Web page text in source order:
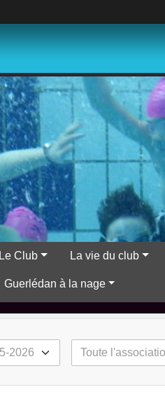
Le Club La vie du club
Guerlédan à la nage